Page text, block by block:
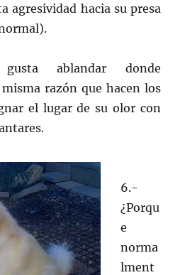
agresividad hacia su presa
ablandar donde
razón que hacen los
el lugar de su olor con
6.-
¿Porqu
e
norma
lment